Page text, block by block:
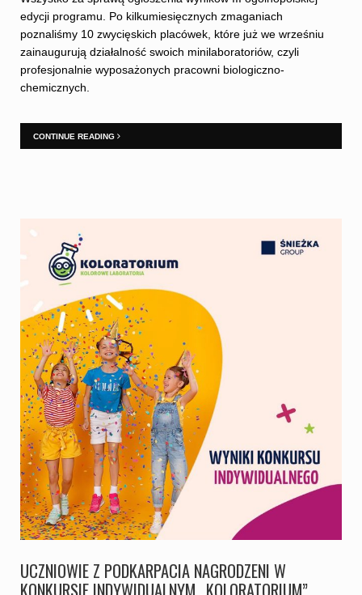
edycji programu. Po kilkumiesięcznych zmaganiach
poznaliśmy 10 zwycięskich placówek, które już we wrześniu
zainaugurują działalność swoich minilaboratoriów, czyli
profesjonalnie wyposażonych pracowni biologiczno-
chemicznych.
CONTINUE READING
UCZNIOWIE Z PODKARPACIA NAGRODZENI W
KONKURSIE INDYWIDUALNYM „KOLORATORIUM”